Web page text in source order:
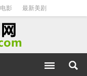
电影 最新美剧